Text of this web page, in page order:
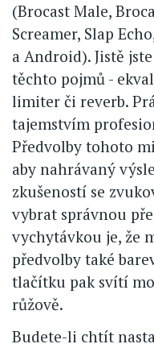
(Brocast Male,
Screamer, Slap
a Android). Jistě
těchto pojmů -
limiter či reverb.
tajemstvím
Předvolby tohoto
aby nahrávaný
zkušeností se
vybrat správnou
vychytávkou je, že
předvolby také
tlačítku pak svítí
růžově.
Budete-li chtít